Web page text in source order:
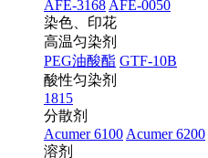
AFE-3168 AFE-0050
染色、印花
高温匀染剂
PEG油酸酯 GTF-10B
酸性匀染剂
1815
分散剂
Acumer 6100 Acumer 6200
溶剂